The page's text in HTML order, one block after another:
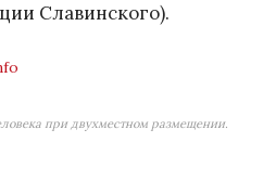
Славинского).
при двухместном размещении.